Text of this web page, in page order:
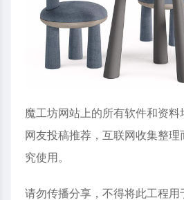
魔工坊网站上的所有软件和资
网友投稿推荐，互联网收集整
究使用。
请勿传播分享，不得将此工程用